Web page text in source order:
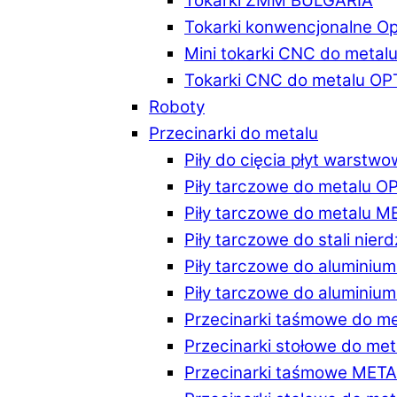
Tokarki konwencjonalne
Mini tokarki CNC do metalu
Tokarki CNC do metalu
Roboty
Przecinarki do metalu
Piły do cięcia płyt
Piły tarczowe do metalu
Piły tarczowe do metalu
Piły tarczowe do stali
Piły tarczowe do
Piły tarczowe do
Przecinarki taśmowe do
Przecinarki stołowe do
Przecinarki taśmowe